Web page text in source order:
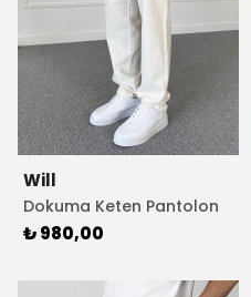
Will
Dokuma Keten Pantolon
Bej Rengi
₺ 980,00